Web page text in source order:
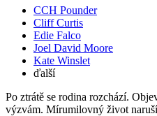
CCH Pounder
Cliff Curtis
Edie Falco
Joel David Moore
Kate Winslet
ďalší
Po ztrátě se rodina rozchází.
výzvám. Mírumilovný život